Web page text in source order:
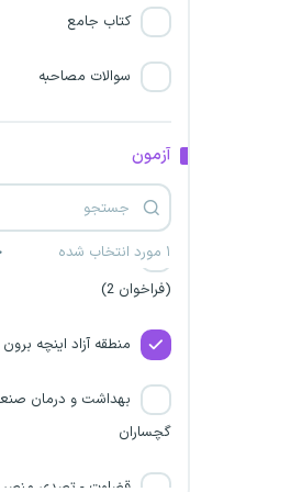
کتاب جامع
سوالات مصاحبه
آزمون
۱ مورد انتخاب شده
توزیع نیروی برق استان
شرکت برق استان
سراسری
شرکت معدنی و
(فراخوان 2)
منطقه آزاد اینچه
بهداشت و درمان
گچساران
قضاوت - تصدی